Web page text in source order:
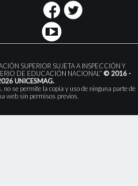
SUPERIOR SUJETA A INSPECCIÓN Y
DE EDUCACIÓN NACIONAL” © 2016 -
UNICESMAG.
no se permite la copia y uso de ninguna parte de
web sin permisos previos.